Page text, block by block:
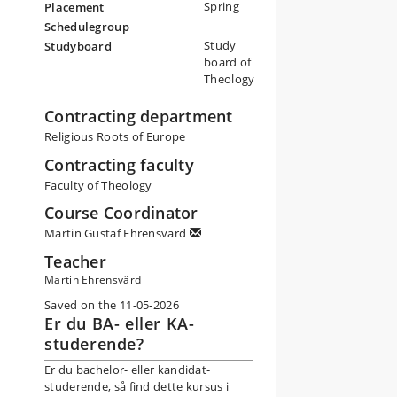
Placement
Spring
Schedulegroup
-
Studyboard
Study
board of
Theology
Contracting department
Religious Roots of Europe
Contracting faculty
Faculty of Theology
Course Coordinator
Martin Gustaf Ehrensvärd
Teacher
Martin Ehrensvärd
Saved on the 11-05-2026
Er du BA- eller KA-
studerende?
Er du bachelor- eller kandidat-
studerende, så find dette kursus i